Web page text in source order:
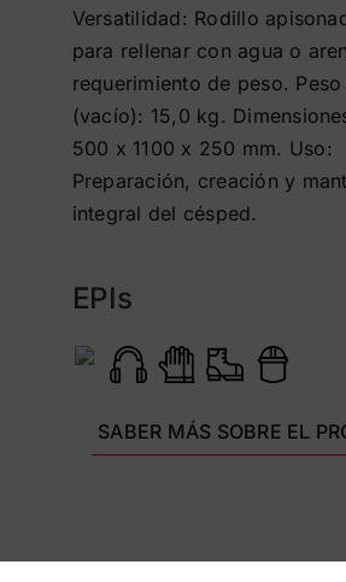
Versatilidad: Rodillo
para rellenar con agua o
requerimiento de peso.
(vacío): 15,0 kg.
500 x 1100 x 250 mm. Uso:
Preparación, creación y
integral del césped.
EPIs
SABER MÁS SOBRE EL